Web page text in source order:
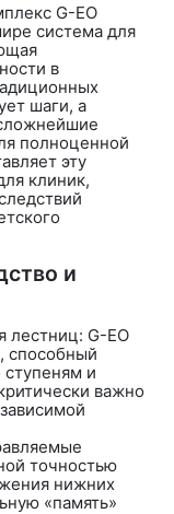
G-EO
система для
в
шаги, а
полноценной
эту
клиник,
и
лестниц: G-EO
способный
и
важно
точностью
нижних
«память»